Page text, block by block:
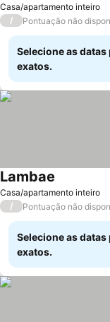
Casa/apartamento inteiro
/ Pontuação não
Selecione as
exatos.
Casa/apartamento inteiro
Lambae
/ Pontuação não
Selecione as
exatos.